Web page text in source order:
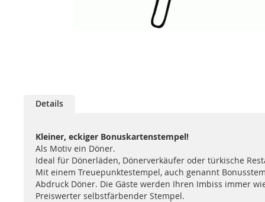
der
springen
Details
Kleiner, eckiger Bonuskartenstempel!
Als Motiv ein Döner.
Ideal für Dönerläden, Dönerverkäufer oder türkische
Mit einem Treuepunktestempel, auch genannt
Abdruck Döner. Die Gäste werden Ihren Imbiss immer
Preiswerter selbstfärbender Stempel.